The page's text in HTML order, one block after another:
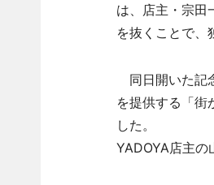
は、店主・宗田
を抜くことで、
同日開いた記
を提供する「街
した。
YADOYA店主の